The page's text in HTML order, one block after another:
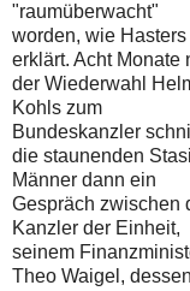
"raumüberwacht"
worden, wie Hasters
erklärt. Acht Monate
der Wiederwahl
Kohls zum
Bundeskanzler
die staunenden
Männer dann ein
Gespräch zwischen
Kanzler der Einheit,
seinem
Theo Waigel, dessen